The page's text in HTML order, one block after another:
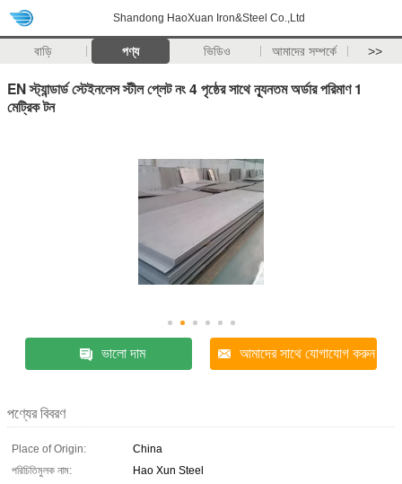
Shandong HaoXuan Iron&Steel Co.,Ltd
বাড়ি পণ্য ভিডিও আমাদের সম্পর্কে >>
EN স্ট্যান্ডার্ড স্টেইনলেস স্টীল প্লেট নং 4 পৃষ্ঠের সাথে ন্যূনতম অর্ডার পরিমাণ 1
মেট্রিক টন
ভালো দাম আমাদের সাথে যোগাযোগ করুন
পণ্যের বিবরণ
Place of Origin:
China
পরিচিতিমুলক নাম:
Hao Xun Steel